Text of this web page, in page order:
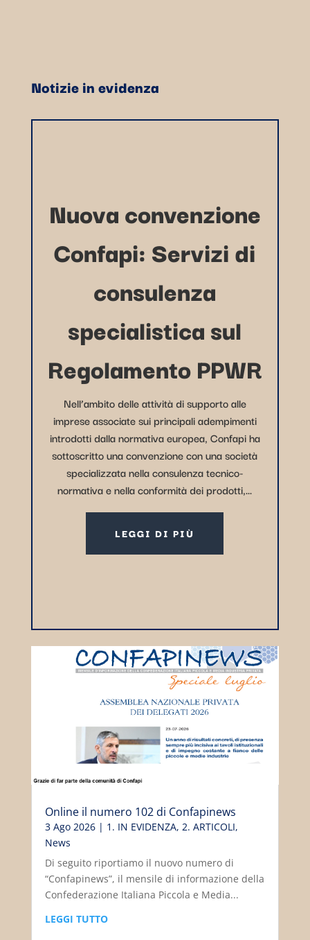
Notizie in evidenza
Nuova convenzione
Confapi: Servizi di
consulenza
specialistica sul
Regolamento PPWR
Nell’ambito delle attività di supporto alle
imprese associate sui principali adempimenti
introdotti dalla normativa europea, Confapi ha
sottoscritto una convenzione con una società
specializzata nella consulenza tecnico-
normativa e nella conformità dei prodotti,...
LEGGI DI PIÙ
Online il numero 102 di Confapinews
3 Ago 2026| 1. IN EVIDENZA, 2. ARTICOLI,
News
Di seguito riportiamo il nuovo numero di
“Confapinews”, il mensile di informazione della
Confederazione Italiana Piccola e Media...
LEGGI TUTTO